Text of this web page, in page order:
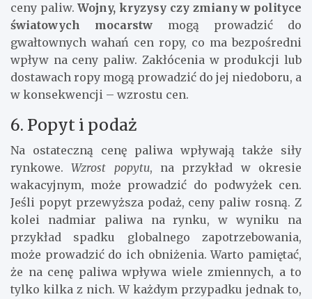
ceny paliw.Wojny, kryzysy czy zmiany w polityce
światowych mocarstw mogą prowadzić do
gwałtownych wahań cen ropy, co ma bezpośredni
wpływ na ceny paliw. Zakłócenia w produkcji lub
dostawach ropy mogą prowadzić do jej niedoboru, a
w konsekwencji – wzrostu cen.
6. Popyt i podaż
Na ostateczną cenę paliwa wpływają także siły
rynkowe.Wzrost popytu, na przykład w okresie
wakacyjnym, może prowadzić do podwyżek cen.
Jeśli popyt przewyższa podaż, ceny paliw rosną. Z
kolei nadmiar paliwa na rynku, w wyniku na
przykład spadku globalnego zapotrzebowania,
może prowadzić do ich obniżenia. Warto pamiętać,
że na cenę paliwa wpływa wiele zmiennych, a to
tylko kilka z nich. W każdym przypadku jednak to,